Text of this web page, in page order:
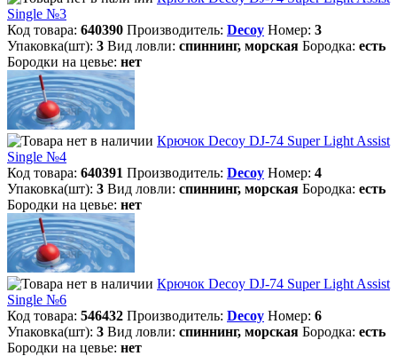
Single №3
Код товара: 640390 Производитель: Decoy Номер: 3
Упаковка(шт): 3 Вид ловли: спиннинг, морская Бородка: есть
Бородки на цевье: нет
Крючок Decoy DJ-74 Super Light Assist
Single №4
Код товара: 640391 Производитель: Decoy Номер: 4
Упаковка(шт): 3 Вид ловли: спиннинг, морская Бородка: есть
Бородки на цевье: нет
Крючок Decoy DJ-74 Super Light Assist
Single №6
Код товара: 546432 Производитель: Decoy Номер: 6
Упаковка(шт): 3 Вид ловли: спиннинг, морская Бородка: есть
Бородки на цевье: нет